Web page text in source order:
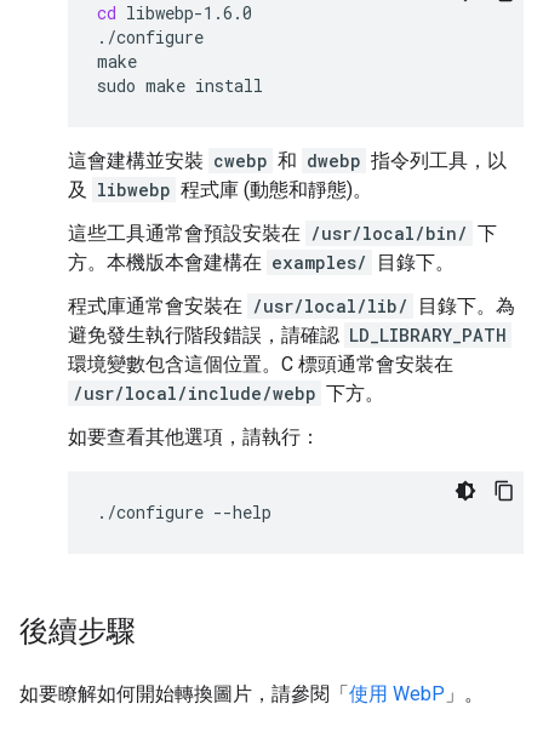
cd libwebp-1.6.0
./configure
make
sudo make
這會建構並安裝 cwebp 和 dwebp 指令列工具，以
及
libwebp 程式庫 (動態和靜態)。
這些工具通常會預設安裝在 /usr/local/bin/ 下
方。本機版本會建構在 examples/
目錄下。
程式庫通常會安裝在 /usr/local/lib/
目錄下。為
避免發生執行階段錯誤，請確認 LD_LIBRARY_PATH
環境變數包含這個位置。C 標頭通常會安裝在
/usr/local/include/webp 下方。
如要查看其他選項，請執行：
./configure
後續步驟
如要瞭解如何開始轉換圖片，請參閱「使用 WebP 」。